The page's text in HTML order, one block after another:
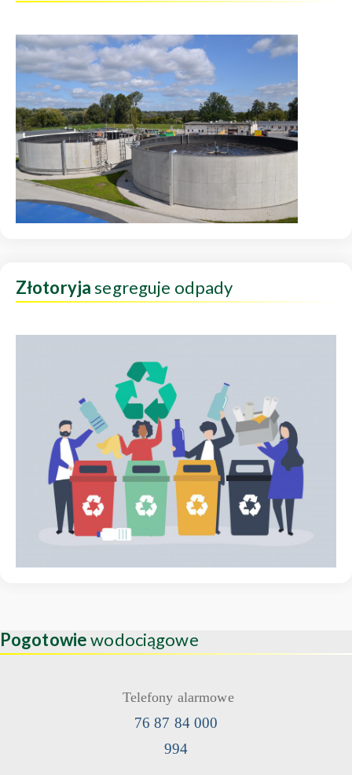
Złotoryjasegreguje odpady
Pogotowiewodociągowe
Telefony alarmowe
76 87 84 000
994